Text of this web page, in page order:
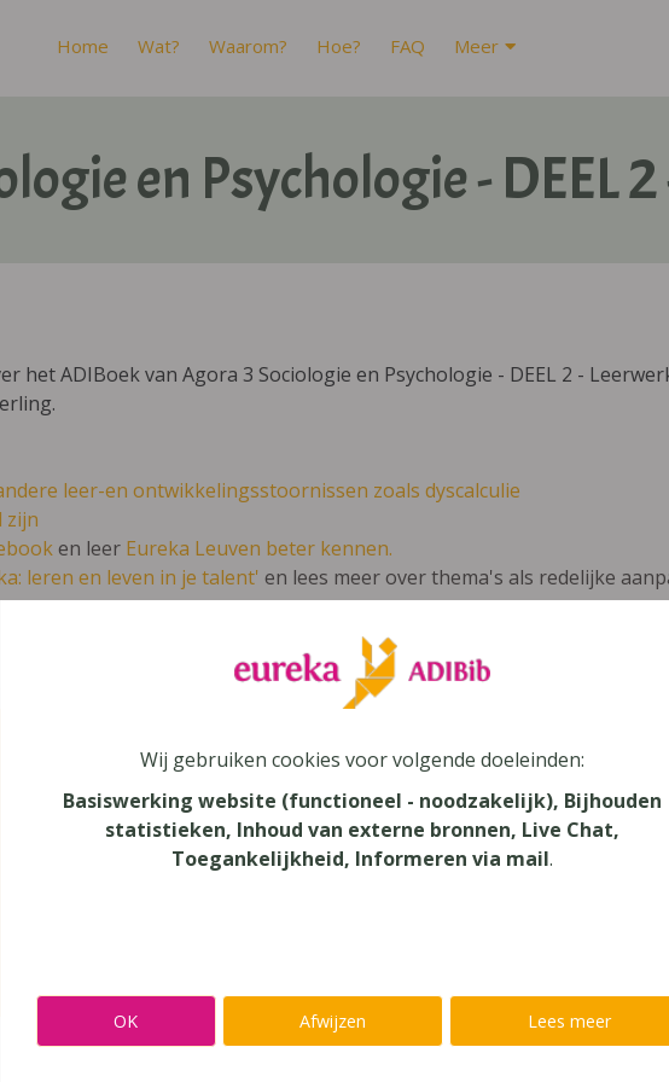
Home Wat? Waarom? Hoe? FAQ Meer
en Psychologie - DEEL
het ADIBoek van Agora 3 Sociologie en Psychologie - DEEL 2 -
leer-en ontwikkelingsstoornissen zoals dyscalculie
zijn
en leer Eureka Leuven beter kennen.
leren en leven in je talent' en lees meer over thema's als redelijke
Agora 3 Sociologie en Psychologie - DEEL 2 -
Mens en Samenleving
Secundair Onderwijs - ASO
Uitgeverij
Wij gebruiken cookies voor volgende doeleinden:
Basiswerking website (functioneel - noodzakelijk), Bijhouden
statistieken, Inhoud van externe bronnen, Live Chat,
Toegankelijkheid, Informeren via mail.
OK Afwijzen Lees meer